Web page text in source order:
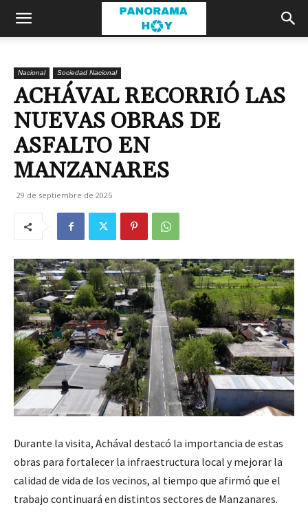
Nacional Sociedad Nacional
ACHÁVAL RECORRIÓ LAS
NUEVAS OBRAS DE
ASFALTO EN
MANZANARES
29 de septiembre de 2025
Durante la visita, Achával destacó la importancia de estas
obras para fortalecer la infraestructura local y mejorar la
calidad de vida de los vecinos, al tiempo que afirmó que el
trabajo continuará en distintos sectores de Manzanares.